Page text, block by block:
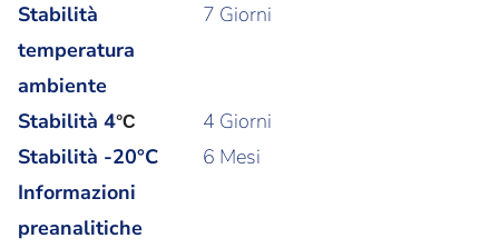
Stabilità
temperatura
ambiente
7 Giorni
Stabilità 4°C
4 Giorni
Stabilità -20°C
6 Mesi
Informazioni
preanalitiche